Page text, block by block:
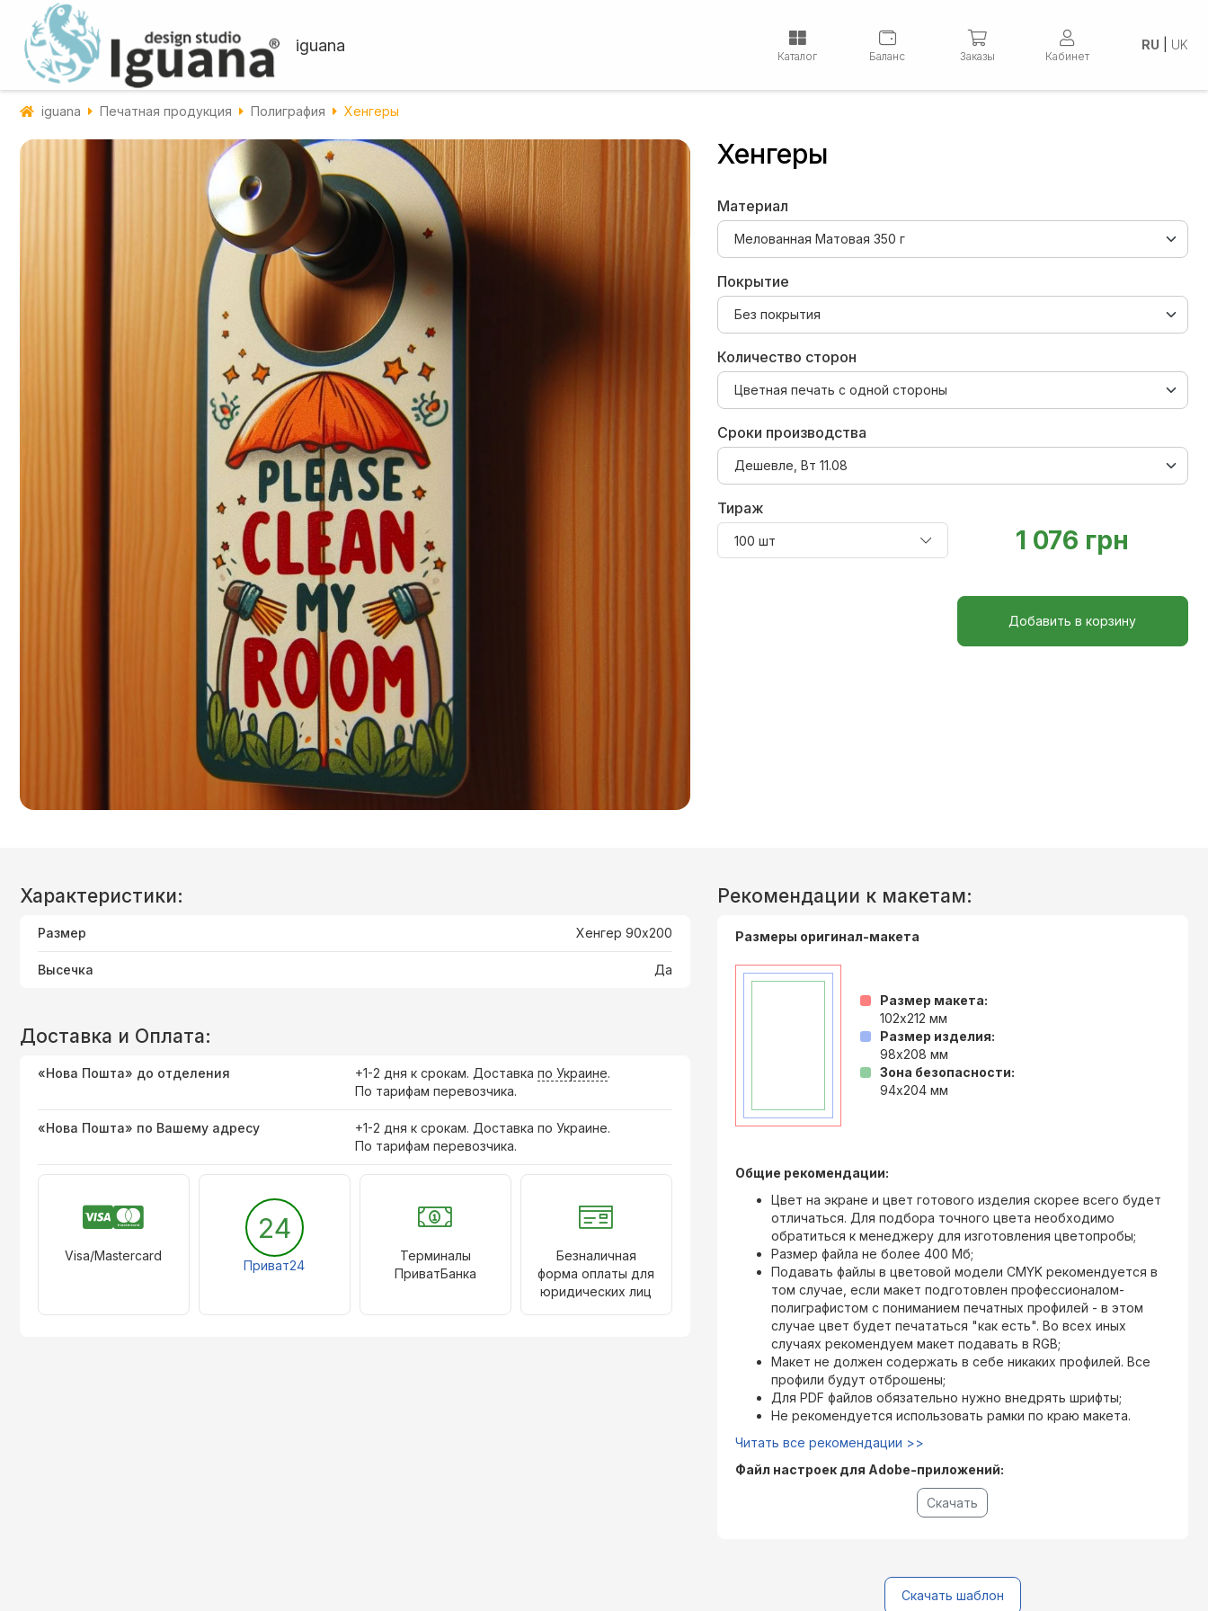
iguana
Каталог Баланс Заказы Кабинет
RU UK
iguana Печатная продукция Полиграфия Хенгеры
Хенгеры
Материал
Покрытие
Количество сторон
Сроки производства
Тираж
100 шт 1 076 грн
Добавить в корзину
Характеристики:
Размер Хенгер 90x200
Высечка Да
Доставка и Оплата:
«Нова Пошта» до отделения +1-2 дня к срокам. Доставка по Украине.
По тарифам перевозчика.
«Нова Пошта» по Вашему адресу
+1-2 дня к срокам. Доставка по Украине.
По тарифам перевозчика.
Visa/Mastercard
24
Приват24
Терминалы
ПриватБанка
Безналичная
форма оплаты для
юридических лиц
Рекомендации к макетам:
Размеры оригинал-макета
Размер макета:
102x212 мм
Размер изделия:
98x208 мм
Зона безопасности:
94x204мм
Общие рекомендации:
Цвет на экране и цвет готового изделия скорее всего будет
отличаться. Для подбора точного цвета необходимо
обратиться к менеджеру для изготовления цветопробы;
Размер файла не более 400 Мб;
Подавать файлы в цветовой модели CMYK рекомендуется в
том случае, если макет подготовлен профессионалом-
полиграфистом с пониманием печатных профилей - в этом
случае цвет будет печататься "как есть". Во всех иных
случаях рекомендуем макет подавать в RGB;
Макет не должен содержать в себе никаких профилей. Все
профили будут отброшены;
Для PDF файлов обязательно нужно внедрять шрифты;
Не рекомендуется использовать рамки по краю макета.
Читать все рекомендации >>
Файл настроек для Adobe-приложений:
Скачать
Скачать шаблон